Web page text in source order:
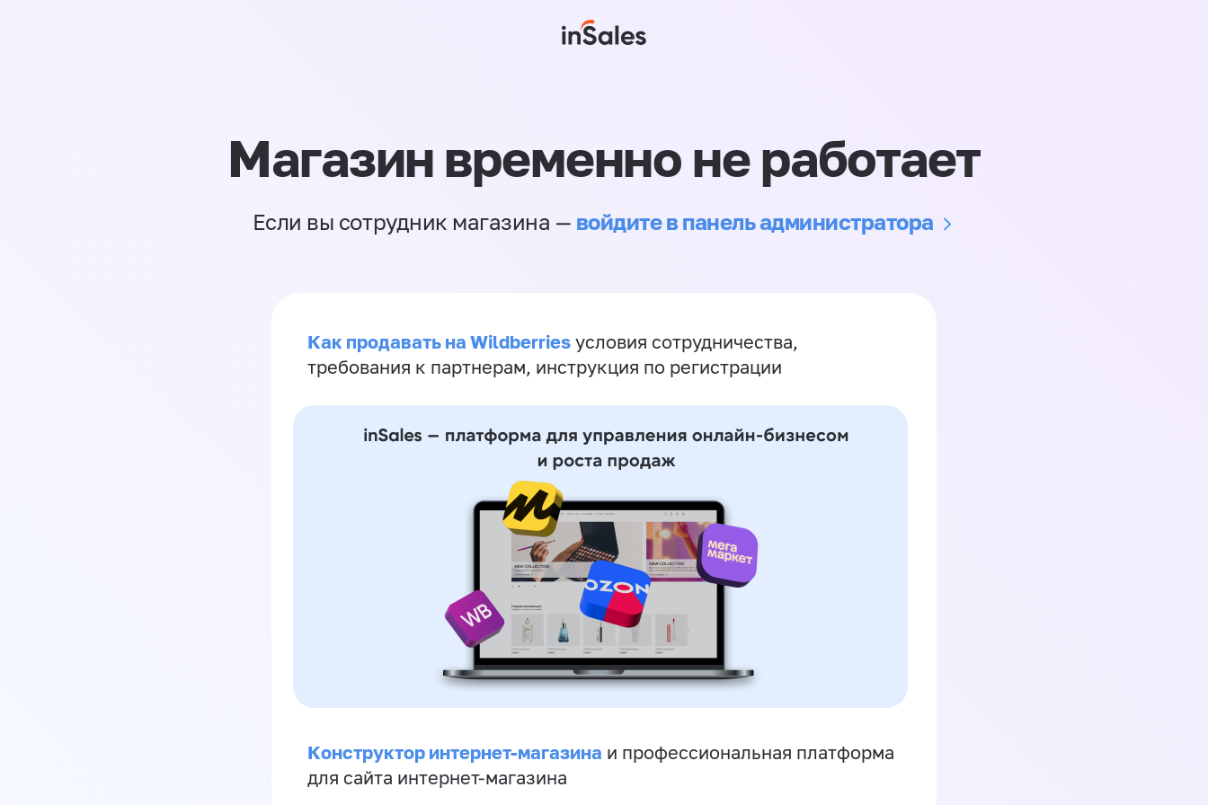
Магазин временно не работает
Если вы сотрудник магазина — войдите в панель администратора
Как продавать на Wildberries условия сотрудничества,
требования к партнерам, инструкция по регистрации
Конструктор интернет-магазина и профессиональная платформа
для сайта интернет-магазина